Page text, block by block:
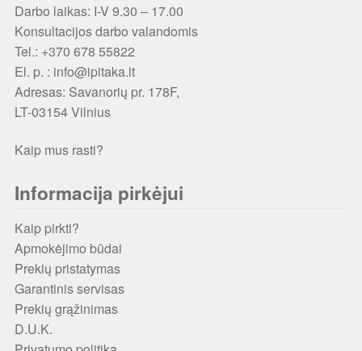
Darbo laikas: I-V 9.30 – 17.00
Konsultacijos darbo valandomis
Tel.: +370 678 55822
El. p. : info@ipitaka.lt
Adresas: Savanorių pr. 178F,
LT-03154 Vilnius
Kaip mus rasti?
Informacija pirkėjui
Kaip pirkti?
Apmokėjimo būdai
Prekių pristatymas
Garantinis servisas
Prekių grąžinimas
D.U.K.